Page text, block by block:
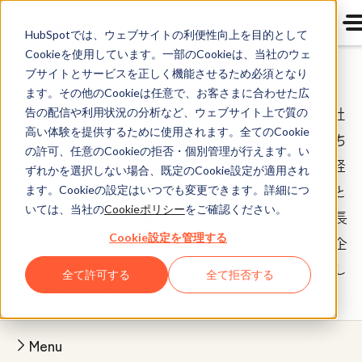
HubSpotでは、ウェブサイトの利便性向上を目的として
Cookieを使用しています。一部のCookieは、当社のウェ
ブサイトとサービスを正しく機能させるため必須となり
ます。その他のCookieは任意で、お客さまに合わせた広
告の配信や利用状況の分析など、ウェブサイト上で質の
高い体験を提供するために使用されます。全てのCookie
の許可、任意のCookieの拒否・個別管理が行えます。い
ずれかを選択しない場合、既定のCookie設定が適用され
ます。Cookieの設定はいつでも変更できます。詳細につ
いては、当社のCookieポリシーをご確認ください。
Cookie設定を管理する
全て許可する 全て拒否する
役員
HubSpotのカルチャーコードにもあるとおり、当社
は優れた人財の獲得に全力を投入しています。もち
ろん、経営陣も例外ではありません。HubSpotの経
営陣は、腕利きの起業家や業界に精通した専門家と
してのそれぞれの豊富な経験を活かし、会社の成長
を促進しています。当社の魅力的なカルチャー（企
業文化）を根付かせ、チームの成長と成功を後押し
するため労を惜しまず尽力しています。
Menu